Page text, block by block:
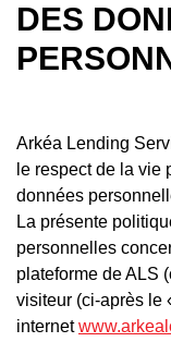
DES
Arkéa Lending
le respect de la vie
données
La présente
personnelles
plateforme de ALS
visiteur (ci-après le
internet